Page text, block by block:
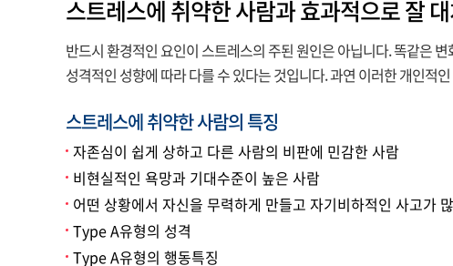
스트레스에 취약한 사람과 효과적으로 잘
반드시 환경적인 요인이 스트레스의 주된 원인은 아닙니다. 똑같은
성격적인 성향에 따라 다를 수 있다는 것입니다. 과연 이러한 개인적
스트레스에 취약한 사람의 특징
자존심이 쉽게 상하고 다른 사람의 비판에 민감한 사람
비현실적인 욕망과 기대수준이 높은 사람
어떤 상황에서 자신을 무력하게 만들고 자기비하적인 사고가
Type A유형의 성격
Type A유형의 행동특징